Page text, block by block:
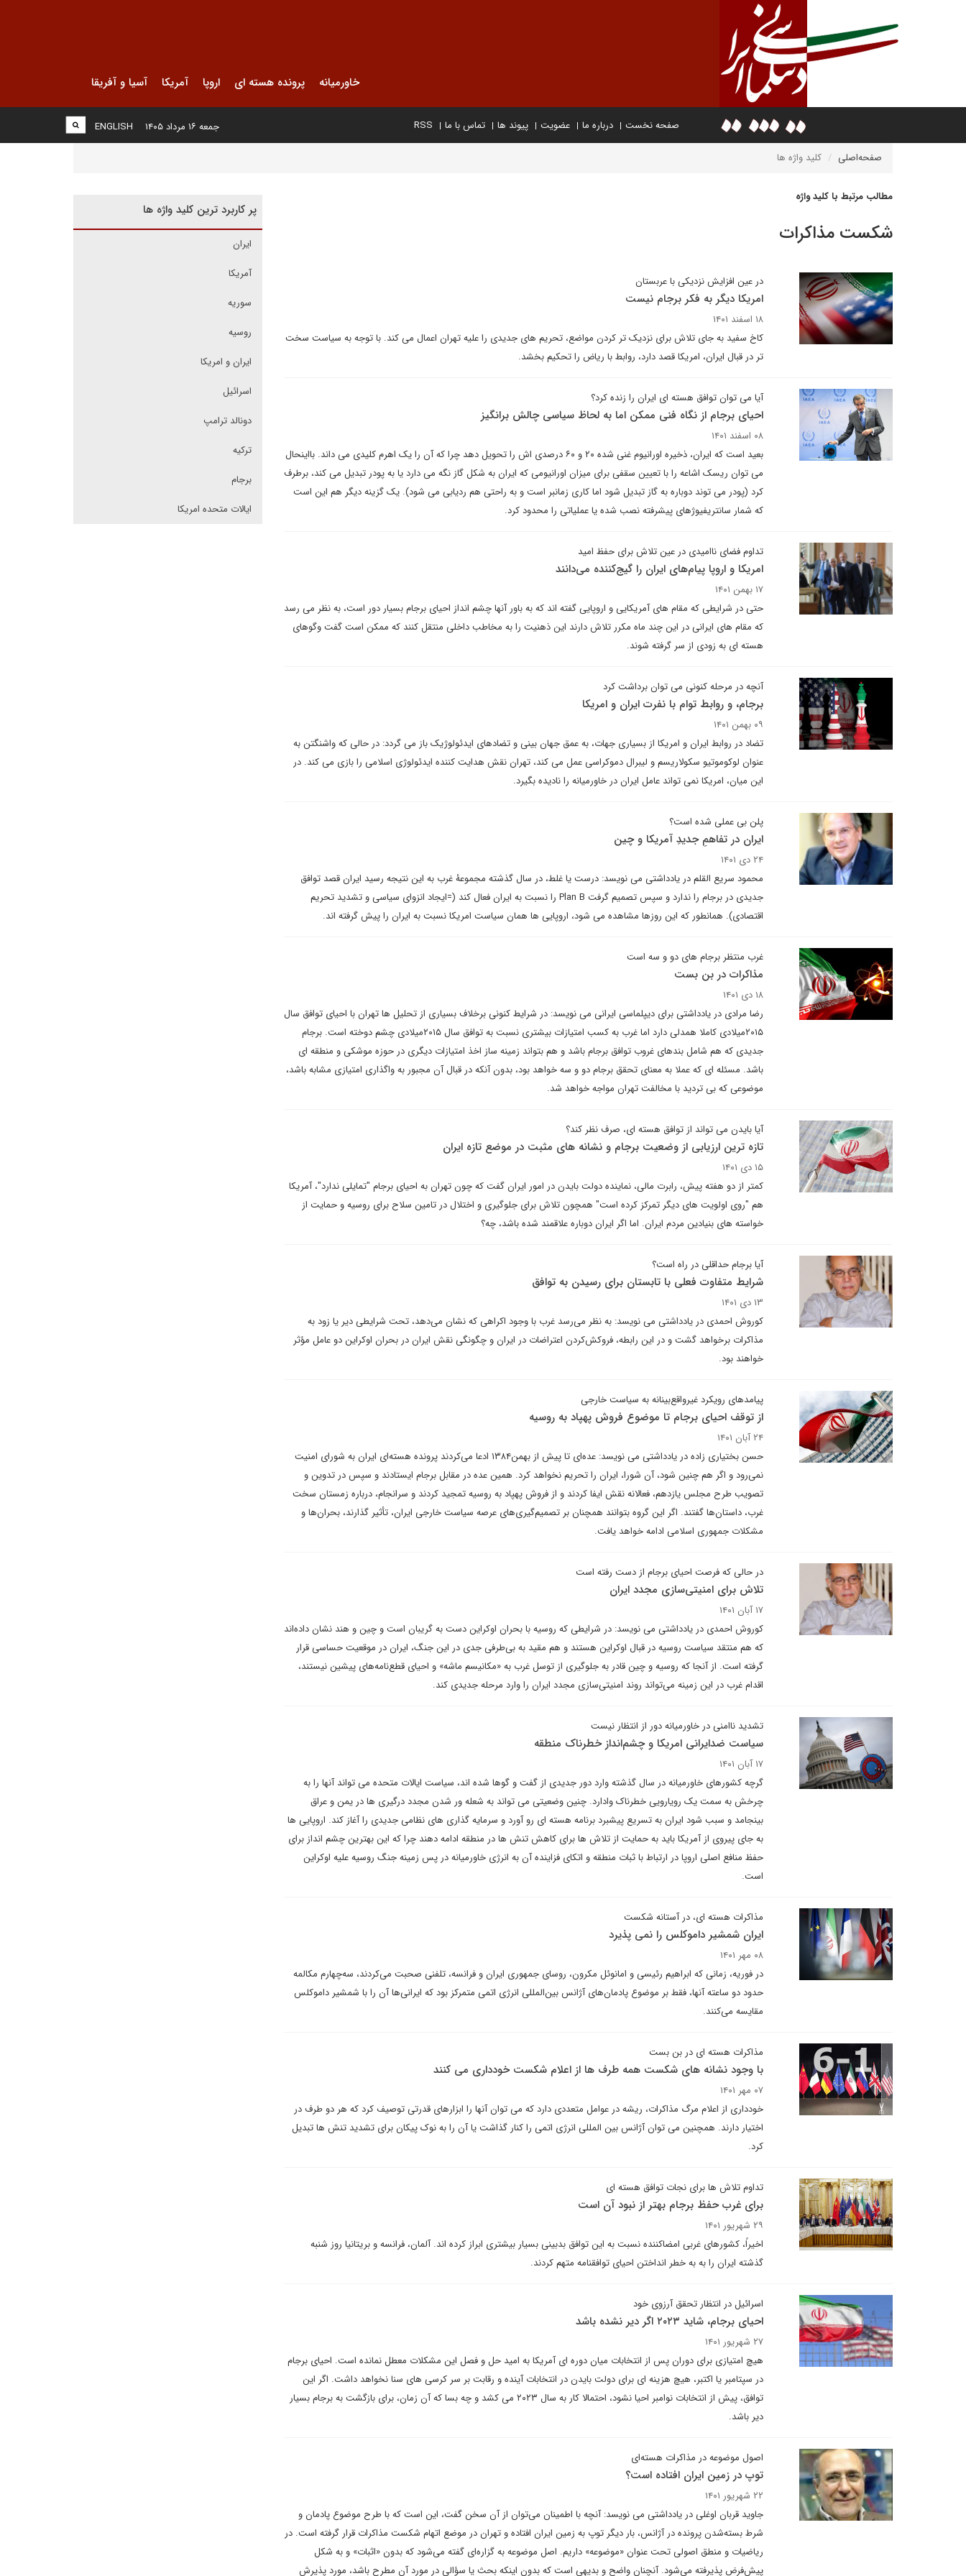
خاورمیانه پرونده هسته ای اروپا آمریکا آسیا و آفریقا
صفحه نخست درباره ما عضویت پیوند ها تماس با ما RSS
ENGLISH جمعه ۱۶ مرداد ۱۴۰۵
صفحه‌اصلی کلید واژه ها
مطالب مرتبط با کلید واژه
شکست مذاکرات
در عین افزایش نزدیکی با عربستان
امریکا دیگر به فکر برجام نیست
۱۸ اسفند ۱۴۰۱
کاخ سفید به جای تلاش برای نزدیک تر کردن مواضع، تحریم های جدیدی را علیه تهران اعمال می کند. با توجه به سیاست سخت
تر در قبال ایران، امریکا قصد دارد، روابط با ریاض را تحکیم بخشد.
آیا می توان توافق هسته ای ایران را زنده کرد؟
احیای برجام از نگاه فنی ممکن اما به لحاظ سیاسی چالش برانگیز
۰۸ اسفند ۱۴۰۱
بعید است که ایران، ذخیره اورانیوم غنی شده ۲۰ و ۶۰ درصدی اش را تحویل دهد چرا که آن را یک اهرم کلیدی می داند. بااینحال
می توان ریسک اشاعه را با تعیین سقفی برای میزان اورانیومی که ایران به شکل گاز نگه می دارد یا به پودر تبدیل می کند، برطرف
کرد (پودر می توند دوباره به گاز تبدیل شود اما کاری زمانبر است و به راحتی هم ردیابی می شود). یک گزینه دیگر هم این است
که شمار سانتریفیوژهای پیشرفته نصب شده یا عملیاتی را محدود کرد.
تداوم فضای ناامیدی در عین تلاش برای حفظ امید
امریکا و اروپا پیام‌های ایران را گیج‌کننده می‌دانند
۱۷ بهمن ۱۴۰۱
حتی در شرایطی که مقام های آمریکایی و اروپایی گفته اند که به باور آنها چشم انداز احیای برجام بسیار دور است، به نظر می رسد
که مقام های ایرانی در این چند ماه مکرر تلاش دارند این ذهنیت را به مخاطب داخلی منتقل کنند که ممکن است گفت وگوهای
هسته ای به زودی از سر گرفته شوند.
آنچه در مرحله کنونی می توان برداشت کرد
برجام، و روابط توام با نفرت ایران و امریکا
۰۹ بهمن ۱۴۰۱
تضاد در روابط ایران و امریکا از بسیاری جهات، به عمق جهان بینی و تضادهای ایدئولوژیک باز می گردد: در حالی که واشنگتن به
عنوان لوکوموتیو سکولاریسم و لیبرال دموکراسی عمل می کند، تهران نقش هدایت کننده ایدئولوژی اسلامی را بازی می کند. در
این میان، امریکا نمی تواند عامل ایران در خاورمیانه را نادیده بگیرد.
پلن بی عملی شده است؟
ایران در تفاهمِ جدیدِ آمریکا و چین
۲۴ دی ۱۴۰۱
محمود سریع القلم در یادداشتی می نویسد: درست یا غلط، در سال گذشته مجموعۀ غرب به این نتیجه رسید ایران قصد توافق
جدیدی در برجام را ندارد و سپس تصمیم گرفت Plan B را نسبت به ایران فعال کند (=ایجاد انزوای سیاسی و تشدید تحریم
اقتصادی). همانطور که این روزها مشاهده می شود، اروپایی ها همان سیاست امریکا نسبت به ایران را پیش گرفته اند.
غرب منتظر برجام های دو و سه است
مذاکرات در بن بست
۱۸ دی ۱۴۰۱
رضا مرادی در یادداشتی برای دیپلماسی ایرانی می نویسد: در شرایط کنونی برخلاف بسیاری از تحلیل ها تهران با احیای توافق سال
۲۰۱۵میلادی کاملا همدلی دارد اما غرب به کسب امتیازات بیشتری نسبت به توافق سال ۲۰۱۵میلادی چشم دوخته است. برجام
جدیدی که هم شامل بندهای غروب توافق برجام باشد و هم بتواند زمینه ساز اخذ امتیازات دیگری در حوزه موشکی و منطقه ای
باشد‌. مسئله ای که عملا به معنای تحقق برجام دو و سه خواهد بود، بدون آنکه در قبال آن مجبور به واگذاری امتیازی مشابه باشد،
موضوعی که بی تردید با مخالفت تهران مواجه خواهد شد.
آیا بایدن می تواند از توافق هسته ای، صرف نظر کند؟
تازه ترین ارزیابی از وضعیت برجام و نشانه های مثبت در موضع تازه ایران
۱۵ دی ۱۴۰۱
کمتر از دو هفته پیش، رابرت مالی، نماینده دولت بایدن در امور ایران گفت که چون تهران به احیای برجام "تمایلی ندارد"، آمریکا
هم "روی اولویت های دیگر تمرکز کرده است" همچون تلاش برای جلوگیری و اختلال در تامین سلاح برای روسیه و حمایت از
خواسته های بنیادین مردم ایران. اما اگر ایران دوباره علاقمند شده باشد، چه؟
آیا برجام حداقلی در راه است؟
شرایط متفاوت فعلی با تابستان برای رسیدن به توافق
۱۳ دی ۱۴۰۱
کوروش احمدی در یادداشتی می نویسد: به نظر می‌رسد غرب با وجود اکراهی که نشان می‌دهد، تحت شرایطی دیر یا زود به
مذاکرات برخواهد گشت و در این رابطه، فروکش‌کردن اعتراضات در ایران و چگونگی نقش ایران در بحران اوکراین دو عامل مؤثر
خواهند بود.
پیامدهای رویکرد غیرواقع‌بینانه به سیاست خارجی
از توقف احیای برجام تا موضوع فروش پهپاد به روسیه
۲۴ آبان ۱۴۰۱
حسن بختیاری زاده در یادداشتی می نویسد: عده‌ای تا پیش از بهمن۱۳۸۴ ادعا می‌کردند پرونده هسته‌ای ایران به شورای امنیت
نمی‌رود و اگر هم چنین شود، آن شورا، ایران را تحریم نخواهد کرد. همین عده در مقابل برجام ایستادند و سپس در تدوین و
تصویب طرح مجلس یازدهم، فعالانه نقش ایفا کردند و از فروش پهپاد به روسیه تمجید کردند و سرانجام، درباره زمستان سخت
غرب، داستان‌ها گفتند. اگر این گروه بتوانند همچنان بر تصمیم‌گیری‌های عرصه سیاست خارجی ایران، تأثیر گذارند، بحران‌ها و
مشکلات جمهوری اسلامی ادامه خواهد یافت.
در حالی که فرصت احیای برجام از دست رفته است
تلاش برای امنیتی‌سازی مجدد ایران
۱۷ آبان ۱۴۰۱
کوروش احمدی در یادداشتی می نویسد: در شرایطی که روسیه با بحران اوکراین دست به گریبان است و چین و هند نشان داده‌اند
که هم منتقد سیاست روسیه در قبال اوکراین هستند و هم مقید به بی‌طرفی جدی در این جنگ، ایران در موقعیت حساسی قرار
گرفته است. از آنجا که روسیه و چین قادر به جلوگیری از توسل غرب به «مکانیسم ماشه» و احیای قطع‌نامه‌های پیشین نیستند،
اقدام غرب در این زمینه می‌تواند روند امنیتی‌سازی مجدد ایران را وارد مرحله جدیدی کند.
تشدید ناامنی در خاورمیانه دور از انتظار نیست
سیاست ضدایرانی امریکا و چشم‌انداز خطرناک منطقه
۱۷ آبان ۱۴۰۱
گرچه کشورهای خاورمیانه در سال گذشته وارد دور جدیدی از گفت و گوها شده اند، سیاست ایالات متحده می تواند آنها را به
چرخش به سمت یک رویارویی خطرناک وادارد. چنین وضعیتی می تواند به شعله ور شدن مجدد درگیری ها در یمن و عراق
بینجامد و سبب شود ایران به تسریع پیشبرد برنامه هسته ای رو آورد و سرمایه گذاری های نظامی جدیدی را آغاز کند. اروپایی ها
به جای پیروی از آمریکا باید به حمایت از تلاش ها برای کاهش تنش ها در منطقه ادامه دهند چرا که این بهترین چشم انداز برای
حفظ منافع اصلی اروپا در ارتباط با ثبات منطقه و اتکای فزاینده آن به انرژی خاورمیانه در پس زمینه جنگ روسیه علیه اوکراین
است.
مذاکرات هسته ای، در آستانه شکست
ایران شمشیر داموکلس را نمی پذیرد
۰۸ مهر ۱۴۰۱
در فوریه، زمانی که ابراهیم رئیسی و امانوئل مکرون، روسای جمهوری ایران و فرانسه، تلفنی صحبت می‌کردند، سه‌چهارم مکالمه
حدود دو ساعته آنها، فقط بر موضوع پادمان‌های آژانس بین‌المللی انرژی اتمی متمرکز بود که ایرانی‌ها آن را با شمشیر داموکلس
مقایسه می‌کنند.
مذاکرات هسته ای در بن بست
با وجود نشانه های شکست همه طرف ها از اعلام شکست خودداری می کنند
۰۷ مهر ۱۴۰۱
خودداری از اعلام مرگ مذاکرات، ریشه در عوامل متعددی دارد که می توان آنها را ابزارهای قدرتی توصیف کرد که هر دو طرف در
اختیار دارند. همچنین می توان آژانس بین المللی انرژی اتمی را کنار گذاشت یا آن را به نوک پیکان برای تشدید تنش ها تبدیل
کرد.
تداوم تلاش ها برای نجات توافق هسته ای
برای غرب حفظ برجام بهتر از نبود آن است
۲۹ شهریور ۱۴۰۱
اخیراً، کشورهای غربی امضاکننده نسبت به این توافق بدبینی بسیار بیشتری ابراز کرده اند. آلمان، فرانسه و بریتانیا روز شنبه
گذشته ایران را به به خطر انداختن احیای توافقنامه متهم کردند.
اسرائیل در انتظار تحقق آرزوی خود
احیای برجام، شاید ۲۰۲۳ اگر دیر نشده باشد
۲۷ شهریور ۱۴۰۱
هیچ امتیازی برای دوران پس از انتخابات میان دوره ای آمریکا به امید حل و فصل این مشکلات معطل نمانده است. احیای برجام
در سپتامبر یا اکتبر، هیچ هزینه ای برای دولت بایدن در انتخابات آینده و رقابت بر سر کرسی های سنا نخواهد داشت. اگر این
توافق، پیش از انتخابات نوامبر احیا نشود، احتمالا کار به سال ۲۰۲۳ می کشد و چه بسا که آن زمان، برای بازگشت به برجام بسیار
دیر باشد.
اصول موضوعه در مذاکرات هسته‌ای
توپ در زمین ایران افتاده است؟
۲۲ شهریور ۱۴۰۱
جاوید قربان اوغلی در یادداشتی می نویسد: آنچه با اطمینان می‌توان از آن سخن گفت، این است که با طرح موضوع پادمان و
شرط بسته‌شدن پرونده در آژانس، بار دیگر توپ به زمین ایران افتاده و تهران در موضع اتهام شکست مذاکرات قرار گرفته است. در
ریاضیات و منطق اصولی تحت عنوان «موضوعه» داریم. اصل موضوعه به گزاره‌ای گفته می‌شود که بدون «اثبات» و به شکل
پیش‌فرض پذیرفته می‌شود. آنچنان واضح و بدیهی است که بدون اینکه بحث یا سؤالی در مورد آن مطرح باشد، مورد پذیرش
پر کاربرد ترین کلید واژه ها
ایران
آمریکا
سوریه
روسیه
ایران و امریکا
اسرائیل
دونالد ترامپ
ترکیه
برجام
ایالات متحده امریکا